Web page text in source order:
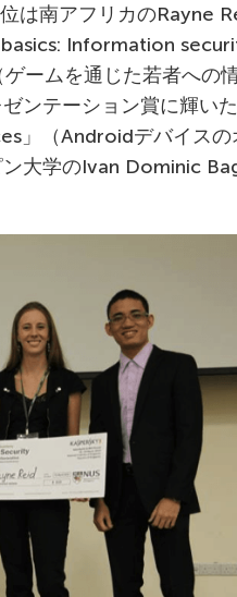
は南アフリカのRayne
Information
ムを通じた若者への
ンテーション賞に輝いた
」（Androidデバイスの
大学のIvan Dominic